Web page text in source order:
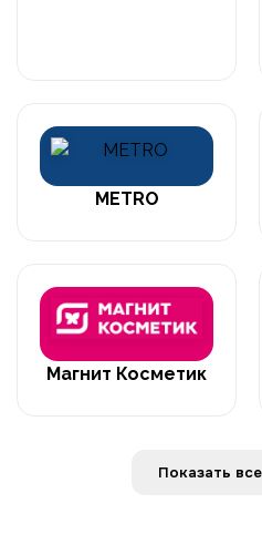
METRO
Магнит Косметик